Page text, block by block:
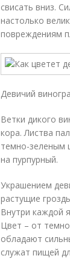
свисать вниз.
настолько
повреждениям
Девичий
Ветки дикого
кора. Листва
темно-зеленым
на пурпурный.
Украшением
растущие
Внутри каждой
Цвет – от
обладают
служат пищей